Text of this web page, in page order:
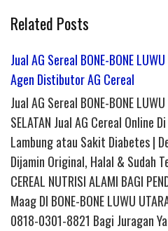
Related Posts
Jual AG Sereal BONE-BONE
Agen Distibutor AG Cereal
Jual AG Sereal BONE-BONE
SELATAN Jual AG Cereal Online
Lambung atau Sakit Diabetes |
Dijamin Original, Halal & Sudah
CEREAL NUTRISI ALAMI BAGI
Maag DI BONE-BONE LUWU
0818-0301-8821 Bagi Juragan